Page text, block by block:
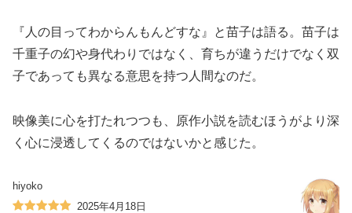
『人の目ってわからんもんどすな』と苗子は語る。苗子は
千重子の幻や身代わりではなく、育ちが違うだけでなく双
子であっても異なる意思を持つ人間なのだ。
映像美に心を打たれつつも、原作小説を読むほうがより深
く心に浸透してくるのではないかと感じた。
hiyoko
2025年4月18日